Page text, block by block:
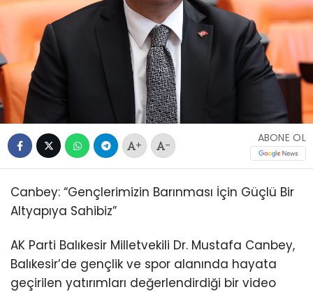
+ -
ABONE OL
Canbey: “Gençlerimizin Barınması İçin Güçlü Bir
Altyapıya Sahibiz”
AK Parti Balıkesir Milletvekili Dr. Mustafa Canbey,
Balıkesir’de gençlik ve spor alanında hayata
geçirilen yatırımları değerlendirdiği bir video